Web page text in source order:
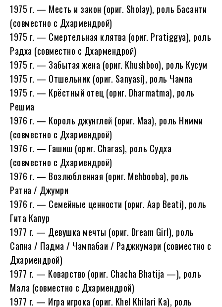
1975 г. — Месть и закон (ориг. Sholay), роль Басанти
(совместно с Дхармендрой)
1975 г. — Смертельная клятва (ориг. Pratiggya), роль
Радха (совместно с Дхармендрой)
1975 г. — Забытая жена (ориг. Khushboo), роль Кусум
1975 г. — Отшельник (ориг. Sanyasi), роль Чампа
1975 г. — Крёстный отец (ориг. Dharmatma), роль
Решма
1976 г. — Король джунглей (ориг. Maa), роль Нимми
(совместно с Дхармендрой)
1976 г. — Гашиш (ориг. Charas), роль Судха
(совместно с Дхармендрой)
1976 г. — Возлюбленная (ориг. Mehbooba), роль
Ратна / Джумри
1976 г. — Семейные ценности (ориг. Aap Beati), роль
Гита Капур
1977 г. — Девушка мечты (ориг. Dream Girl), роль
Сапна / Падма / Чампабаи / Раджкумари (совместно с
Дхармендрой)
1977 г. — Коварство (ориг. Chacha Bhatija —), роль
Мала (совместно с Дхармендрой)
1977 г. — Игра игрока (ориг. Khel Khilari Ka), роль